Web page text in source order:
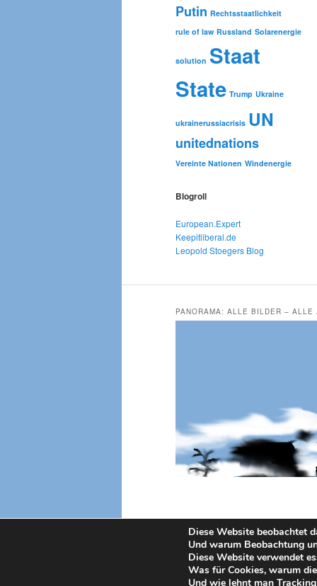
Putin Rechtsstaatlichkeit
rule of law Russland Solarenergie
solution Staat
State Trump Ukraine
ukrainerussiacrisis UN
unitednations
Vereinte Nationen Windenergie
Blogroll
European.Expert
Keepitliberal.de
Leopold Stoegers Blog
PANORAMA: ALLE BILDER – ALLE
Diese Website beobachtet
Und warum Beobachtung
Diese Website verwendet
Was für Cookies, warum
Und wie lehnt man